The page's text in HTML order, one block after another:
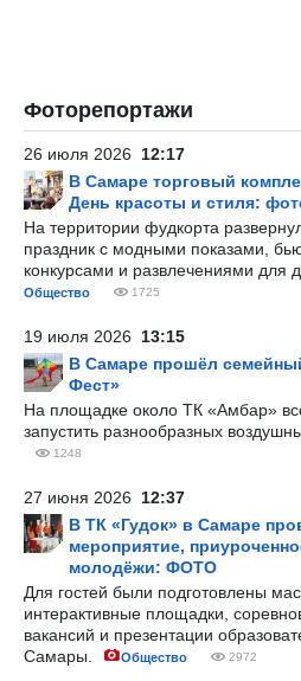
Фоторепортажи
26 июля 2026 12:17
В Самаре торговый
День красоты и стиля:
На территории фудкорта
праздник с модными показами,
конкурсами и развлечениями для
Общество 1725
19 июля 2026 13:15
В Самаре прошёл
Фест»
На площадке около ТК «Амбар»
запустить разнообразных
1248
27 июня 2026 12:37
В ТК «Гудок» в Самаре
мероприятие,
молодёжи: ФОТО
Для гостей были подготовлены
интерактивные площадки,
вакансий и презентации
Самары.
Общество 2972